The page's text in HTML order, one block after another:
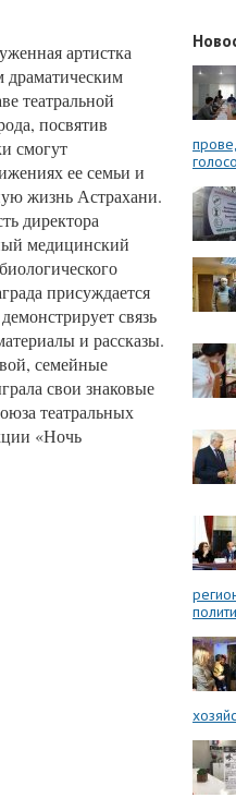
артистка
драматическим
театральной
посвятив
смогут
ее семьи и
жизнь Астрахани.
директора
медицинский
присуждается
связь
и рассказы.
семейные
свои знаковые
театральных
«Ночь